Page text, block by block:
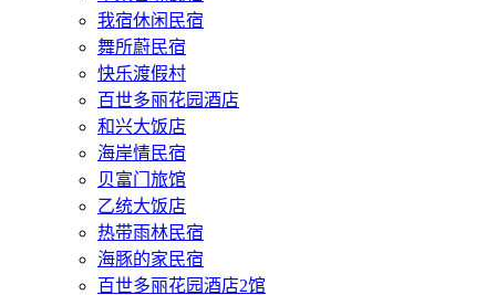
我宿休闲民宿
舞所蔚民宿
快乐渡假村
百世多丽花园酒店
和兴大饭店
海岸情民宿
贝富门旅馆
乙统大饭店
热带雨林民宿
海豚的家民宿
百世多丽花园酒店2馆